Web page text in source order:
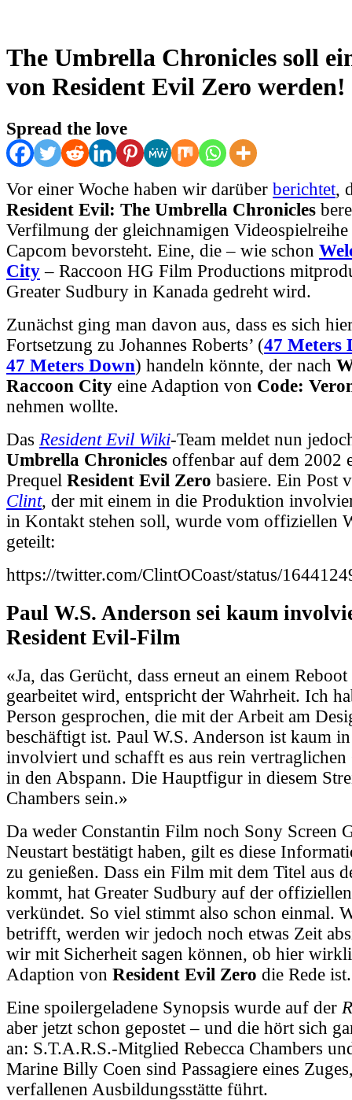
The Umbrella Chronicles soll
von Resident Evil Zero werden!
Spread the love
Vor einer Woche haben wir darüber berichtet,
Resident Evil: The Umbrella Chronicles
Verfilmung der gleichnamigen Videospielreihe
Capcom bevorsteht. Eine, die – wie schon
City – Raccoon HG Film Productions
Greater Sudbury in Kanada gedreht wird.
Zunächst ging man davon aus, dass es sich
Fortsetzung zu Johannes Roberts’ (47 Meters
47 Meters Down) handeln könnte, der nach
Raccoon City eine Adaption von Code:
nehmen wollte.
Das Resident Evil Wiki-Team meldet nun
Umbrella Chronicles offenbar auf dem 2002
Prequel Resident Evil Zero basiere. Ein Post
Clint, der mit einem in die Produktion
in Kontakt stehen soll, wurde vom offiziellen
geteilt:
https://twitter.com/ClintOCoast/status/
Paul W.S. Anderson sei kaum
Resident Evil-Film
«Ja, das Gerücht, dass erneut an einem
gearbeitet wird, entspricht der Wahrheit. Ich
Person gesprochen, die mit der Arbeit am
beschäftigt ist. Paul W.S. Anderson ist kaum
involviert und schafft es aus rein
in den Abspann. Die Hauptfigur in diesem
Chambers sein.»
Da weder Constantin Film noch Sony Screen
Neustart bestätigt haben, gilt es diese
zu genießen. Dass ein Film mit dem Titel aus
kommt, hat Greater Sudbury auf der
verkündet. So viel stimmt also schon einmal.
betrifft, werden wir jedoch noch etwas Zeit
wir mit Sicherheit sagen können, ob hier
Adaption von Resident Evil Zero die Rede ist.
Eine spoilergeladene Synopsis wurde auf der
aber jetzt schon gepostet – und die hört sich
an: S.T.A.R.S.-Mitglied Rebecca Chambers
Marine Billy Coen sind Passagiere eines
verfallenen Ausbildungsstätte führt.